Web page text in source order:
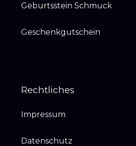
Geburtsstein Schmuck
Geschenkgutschein
Rechtliches
Impressum
Datenschutz